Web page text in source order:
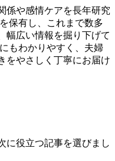
係や感情ケアを長年研究
保有し、これまで数多
幅広い情報を掘り下げて
もわかりやすく、夫婦
をやさしく丁寧にお届け
に役立つ記事を選びまし